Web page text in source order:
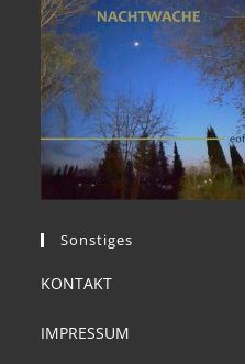
Sonstiges
KONTAKT
IMPRESSUM